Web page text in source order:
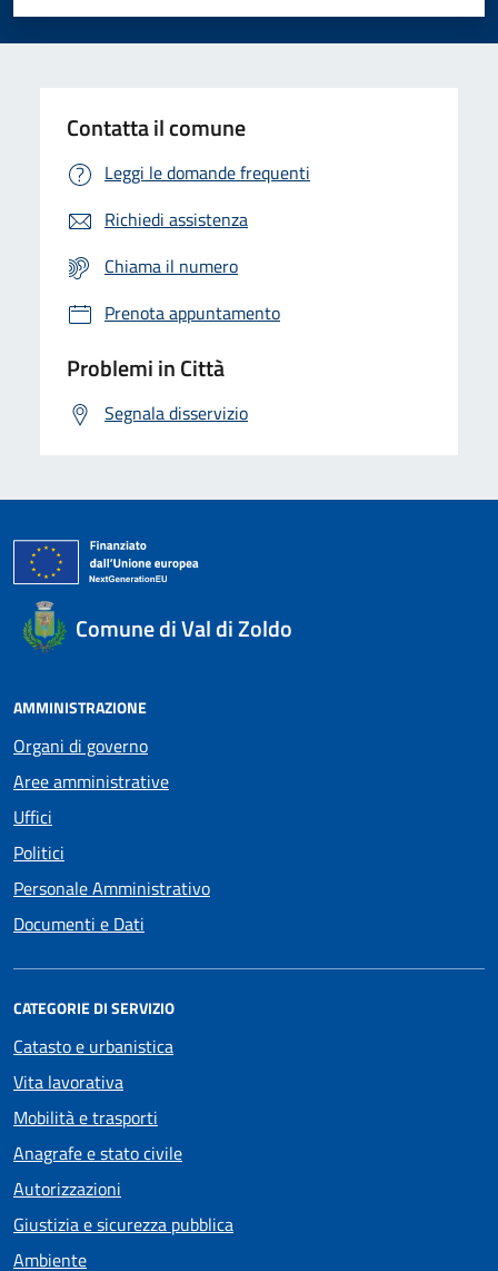
Valuta 5 stelle su 5
Valuta 4 stelle su 5
Valuta 3 stelle su 5
Valuta 2 stelle su 5
Valuta 1 stelle su 5
Contatta il comune
Leggi le domande frequenti
Richiedi assistenza
Chiama il numero
Prenota appuntamento
Problemi in Città
Segnala disservizio
Comune di Val di Zoldo
AMMINISTRAZIONE
Organi di governo
Aree amministrative
Uffici
Politici
Personale Amministrativo
Documenti e Dati
CATEGORIE DI SERVIZIO
Catasto e urbanistica
Vita lavorativa
Mobilità e trasporti
Anagrafe e stato civile
Autorizzazioni
Giustizia e sicurezza pubblica
Ambiente